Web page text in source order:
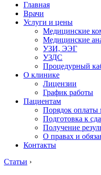
Главная
Врачи
Услуги и цены
Медицинские
Медицинские
УЗИ, ЭЭГ
УЗДС
Процедурный
О клинике
Лицензии
График работы
Пациентам
Порядок оплаты
Подготовка к
Получение
О правах и
Контакты
Статьи ›